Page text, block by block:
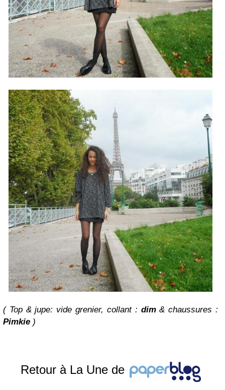
( Top & jupe: vide grenier, collant : dim& chaussures :
Pimkie )
Retour à La Une de